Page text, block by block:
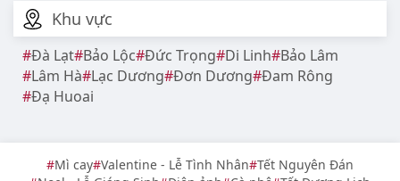
Khu vực
Đà Lạt Bảo Lộc Đức Trọng Di Linh Bảo Lâm
Lâm Hà Lạc Dương Đơn Dương Đam Rông
Đạ Huoai
Mì cay Valentine - Lễ Tình Nhân Tết Nguyên Đán